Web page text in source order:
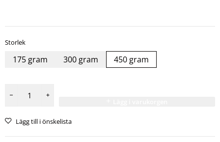
Storlek
175 gram 300 gram 450 gram
Lägg till i önskelista